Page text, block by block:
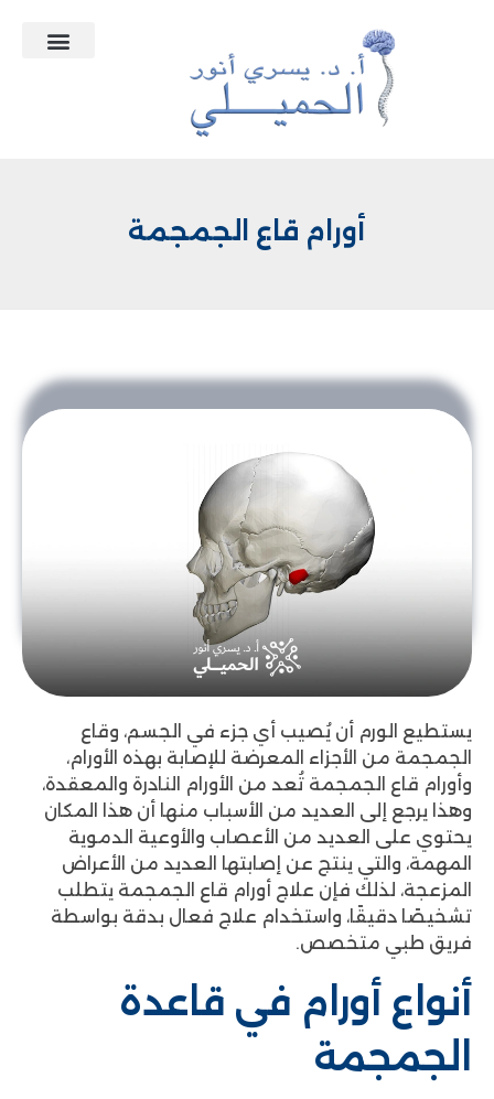
أورام قاع الجمجمة
يستطيع الورم أن يُصيب أي جزء في الجسم، وقاع
الجمجمة من الأجزاء المعرضة للإصابة بهذه الأورام،
وأورام قاع الجمجمة تُعد من الأورام النادرة والمعقدة،
وهذا يرجع إلى العديد من الأسباب منها أن هذا المكان
يحتوي على العديد من الأعصاب والأوعية الدموية
المهمة، والتي ينتج عن إصابتها العديد من الأعراض
المزعجة، لذلك فإن علاج أورام قاع الجمجمة يتطلب
تشخيصًا دقيقًا، واستخدام علاج فعال بدقة بواسطة
فريق طبي متخصص.
أنواع أورام في قاعدة
الجمجمة